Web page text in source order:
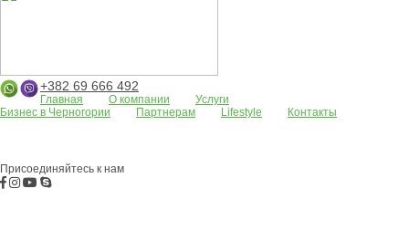
+382 69 666 492
Главная О компании
Услуги
Бизнес в Черногории
Партнерам Lifestyle Контакты
Присоединяйтесь к нам